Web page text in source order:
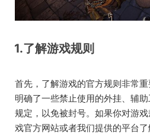
1.了解游戏规则
首先，了解游戏的官方规则非常
明确了一些禁止使用的外挂、辅
规定，以免被封号。如果你对游
戏官方网站或者我们提供的平台了